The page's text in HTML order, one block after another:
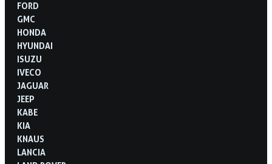
FORD
GMC
HONDA
HYUNDAI
ISUZU
IVECO
JAGUAR
JEEP
KABE
KIA
KNAUS
LANCIA